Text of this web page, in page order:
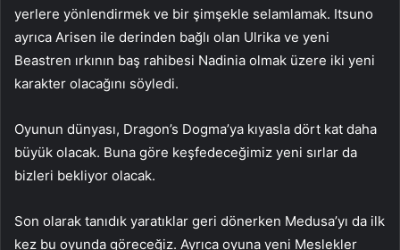
yerlere yönlendirmek ve bir şimşekle selamlamak. Itsuno
ayrıca Arisen ile derinden bağlı olan Ulrika ve yeni
Beastren ırkının baş rahibesi Nadinia olmak üzere iki yeni
karakter olacağını söyledi.
Oyunun dünyası, Dragon’s Dogma’ya kıyasla dört kat daha
büyük olacak. Buna göre keşfedeceğimiz yeni sırlar da
bizleri bekliyor olacak.
Son olarak tanıdık yaratıklar geri dönerken Medusa’yı da ilk
kez bu oyunda göreceğiz. Ayrıca oyuna yeni Meslekler